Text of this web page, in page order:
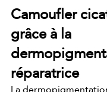
Camoufler
grâce à la
réparatrice